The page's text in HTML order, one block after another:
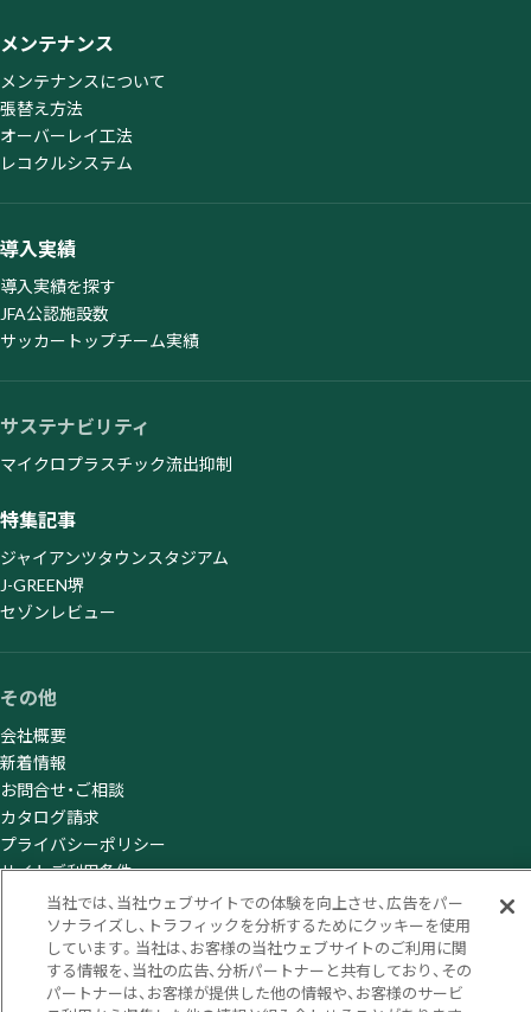
メンテナンス
メンテナンスについて
張替え方法
オーバーレイ工法
レコクルシステム
導入実績
導入実績を探す
JFA公認施設数
サッカートップチーム実績
サステナビリティ
マイクロプラスチック流出抑制
特集記事
ジャイアンツタウンスタジアム
J-GREEN堺
セゾンレビュー
その他
会社概要
新着情報
お問合せ・ご相談
カタログ請求
プライバシーポリシー
サイトご利用条件
© Sumitomo Rubber Industries, Ltd. All rights reserved.
当社では、当社ウェブサイトでの体験を向上させ、広告をパー
ソナライズし、トラフィックを分析するためにクッキーを使用
しています。当社は、お客様の当社ウェブサイトのご利用に関
する情報を、当社の広告、分析パートナーと共有しており、その
パートナーは、お客様が提供した他の情報や、お客様のサービ